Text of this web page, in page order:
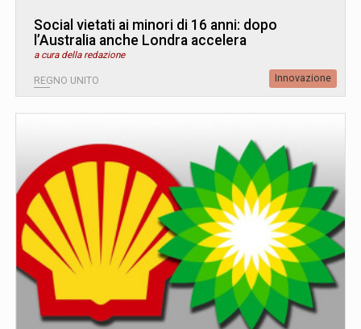
Social vietati ai minori di 16 anni: dopo
l’Australia anche Londra accelera
a cura della redazione
REGNO UNITO Innovazione